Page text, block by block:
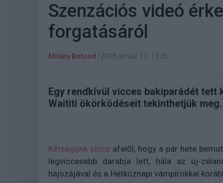
Szenzációs videó
forgatásáról
Milány Botond 2018 január 12. 13:35
Egy rendkívül vicces bakiparádét tett
Waititi ökörködéseit tekinthetjük meg.
Kétségünk sincs afelől, hogy a pár hete
legviccesebb darabja lett, hála az új-
hajszájával és a Hétköznapi vámpírokkal